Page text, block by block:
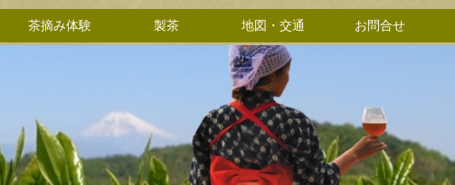
茶摘み体験 製茶 地図・交通 お問合せ